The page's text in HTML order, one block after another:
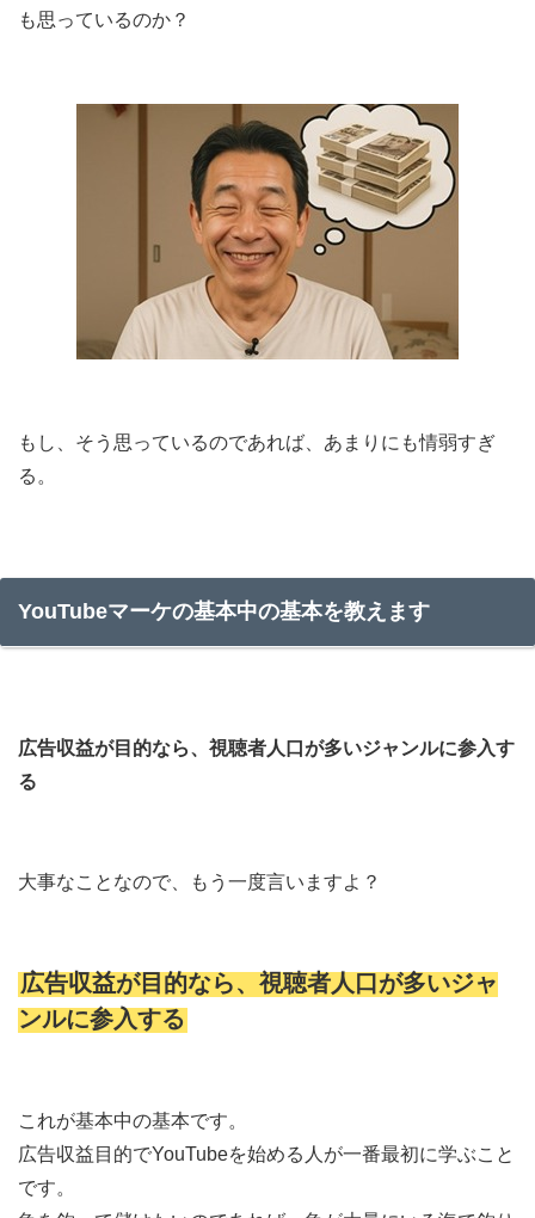
も思っているのか？
もし、そう思っているのであれば、あまりにも情弱すぎ
る。
YouTubeマーケの基本中の基本を教えます
広告収益が目的なら、視聴者人口が多いジャンルに参入す
る
大事なことなので、もう一度言いますよ？
広告収益が目的なら、視聴者人口が多いジャ
ンルに参入する
これが基本中の基本です。
広告収益目的でYouTubeを始める人が一番最初に学ぶこと
です。